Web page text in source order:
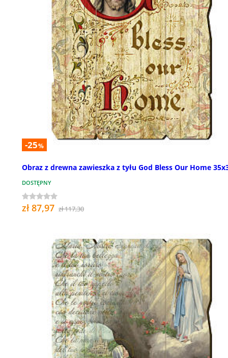
-25%
Obraz z drewna zawieszka z tyłu God Bless Our Home
DOSTĘPNY
zł 87,97 zł 117,30